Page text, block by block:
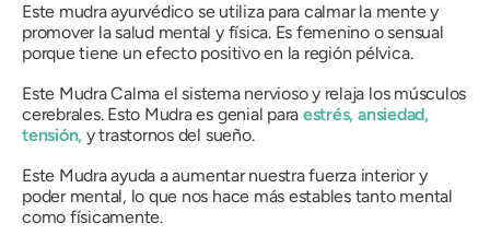
Este mudraayurvédico se utiliza para calmar la mente y
promover la salud mental y física. Es femenino o sensual
porque tiene un efecto positivo en la región pélvica.
Este MudraCalma el sistema nervioso y relaja los músculos
cerebrales. Esto Mudraes genial para estrés, ansiedad,
tensión, y trastornos del sueño.
Este Mudraayuda a aumentar nuestra fuerza interior y
poder mental, lo que nos hace más estables tanto mental
como físicamente.